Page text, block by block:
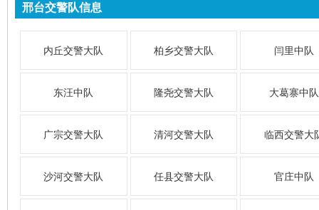
邢台交警队信息
内丘交警大队 柏乡交警大队 闫里中队
东汪中队 隆尧交警大队 大葛寨中队
广宗交警大队 清河交警大队 临西交警大
沙河交警大队 任县交警大队 官庄中队